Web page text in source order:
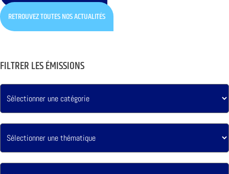
RETROUVEZ TOUTES NOS ACTUALITÉS
FILTRER LES ÉMISSIONS